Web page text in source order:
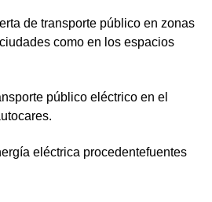
de transporte público en zonas
como en los espacios
público eléctrico en el
eléctrica procedentefuentes